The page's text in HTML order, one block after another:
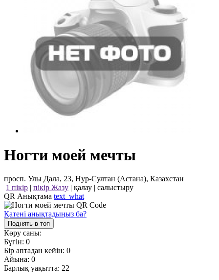
Ногти моей мечты
просп. Улы Дала, 23, Нур-Султан (Астана), Казахстан
1 пікір | пікір Жазу | қалау | салыстыру
QR Анықтама text_what
Қатені анықтадыңыз ба?
Поднять в топ
Көру саны:
Бүгін: 0
Бір аптадан кейін: 0
Айына: 0
Барлық уақытта: 22